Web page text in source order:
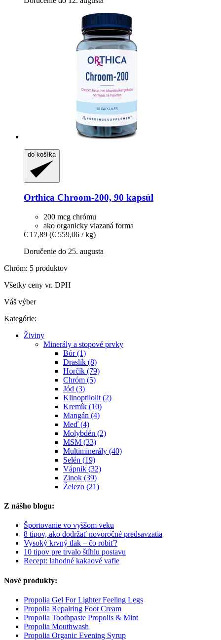
do košíka
Orthica Chroom-​200, 90 kapsúl
200 mcg chrómu
ako organicky viazaná forma
€ 17,89 (€ 559,06 / kg)
Doručenie do 25. augusta
Chróm: 5 produktov
Všetky ceny vr. DPH
Váš výber
Kategórie:
Živiny
Minerály a stopové prvky
Bór (1)
Draslík (8)
Horčík (79)
Chróm (5)
Jód (3)
Klinoptilolit (2)
Kremík (10)
Mangán (4)
Meď (4)
Molybdén (2)
MSM (33)
Multiminerály (40)
Selén (19)
Vápnik (32)
Zinok (39)
Železo (21)
Z nášho blogu:
Športovanie vo vyššom veku
8 tipov, ako dodržať novoročné predsavzatia
Vysoký krvný tlak – čo robiť?
10 tipov pre trvalo štíhlu postavu
Recept: lahodné kakaové vafle
Nové produkty:
Propolia Gel For Lighter Feeling Legs
Propolia Repairing Foot Cream
Propolia Toothpaste Propolis & Mint
Propolia Mouthwash
Propolia Organic Evening Syrup